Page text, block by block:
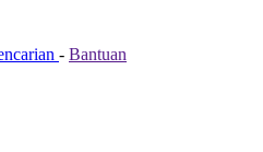
- Bantuan